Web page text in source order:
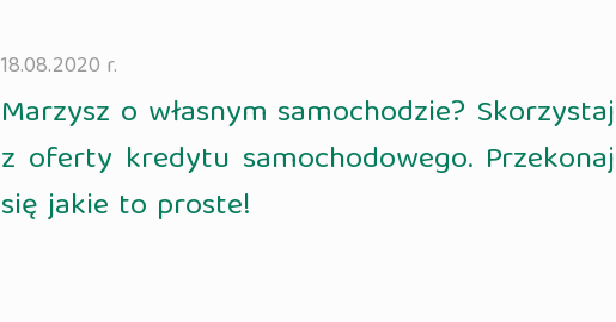
18.08.2020 r.
Marzysz o własnym samochodzie? Skorzystaj
z oferty kredytu samochodowego. Przekonaj
się jakie to proste!